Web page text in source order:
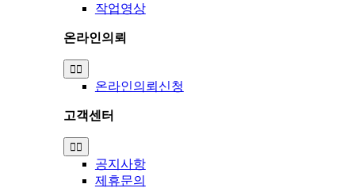
작업영상
온라인의뢰
Toggle
Navigation
온라인의뢰신청
고객센터
Toggle
Navigation
공지사항
제휴문의